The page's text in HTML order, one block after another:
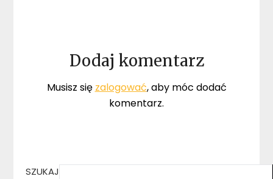
Dodaj komentarz
Musisz się zalogować, aby móc dodać
komentarz.
SZUKAJ